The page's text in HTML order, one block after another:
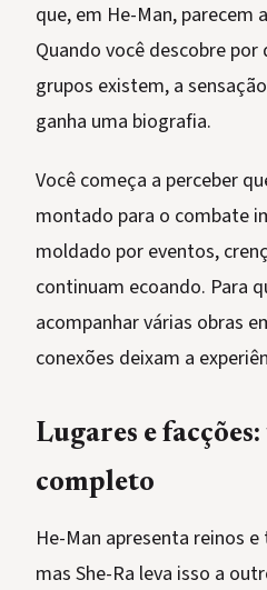
que, em He-Man, parecem
Quando você descobre
grupos existem, a
ganha uma biografia.
Você começa a perceber
montado para o combate
moldado por eventos,
continuam ecoando. Para
acompanhar várias obras
conexões deixam a
Lugares e
completo
He-Man apresenta reinos
mas She-Ra leva isso a